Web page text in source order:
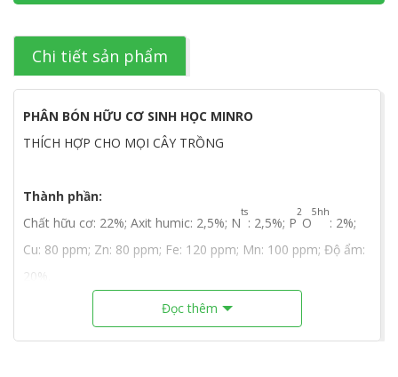
Chi tiết sản phẩm
PHÂN BÓN HỮU CƠ SINH HỌC MINRO
THÍCH HỢP CHO MỌI CÂY TRỒNG
Thành phần:
Chất hữu cơ: 22%; Axit humic: 2,5%; N
ts
: 2,5%; P
2
O
5hh
: 2%;
Cu: 80 ppm; Zn: 80 ppm; Fe: 120 ppm; Mn: 100 ppm; Độ ẩm:
20%.
Công dụng:
Đọc thêm